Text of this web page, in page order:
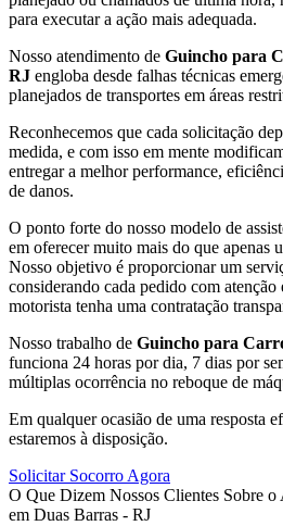
para executar a ação mais adequada.
Nosso atendimento de Guincho para
RJ engloba desde falhas técnicas
planejados de transportes em áreas
Reconhecemos que cada solicitação
medida, e com isso em mente
entregar a melhor performance,
de danos.
O ponto forte do nosso modelo de
em oferecer muito mais do que apenas
Nosso objetivo é proporcionar um
considerando cada pedido com atenção
motorista tenha uma contratação
Nosso trabalho de Guincho para
funciona 24 horas por dia, 7 dias por
múltiplas ocorrência no reboque de
Em qualquer ocasião de uma resposta
estaremos à disposição.
Solicitar Socorro Agora
O Que Dizem Nossos Clientes Sobre
em Duas Barras - RJ